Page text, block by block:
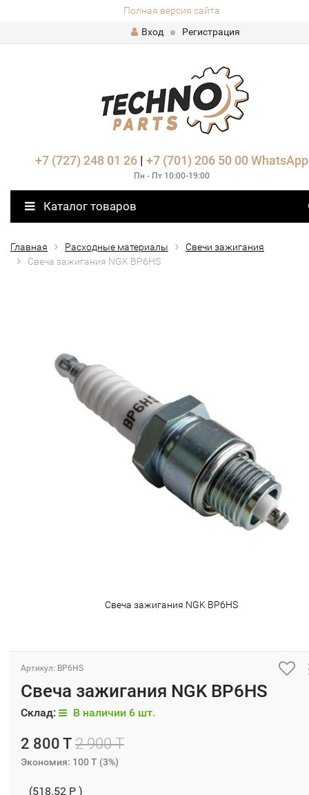
Полная версия сайта
Вход
Регистрация
+7 (727) 248 01 26| +7 (701) 206 50 00 WhatsApp
Пн - Пт 10:00-19:00
Каталог товаров
Главная Расходные материалы
Свечи зажигания
Свеча зажигания NGK BP6HS
Свеча зажигания NGK BP6HS
Артикул: BP6HS
Свеча зажигания NGK BP6HS
Склад: В наличии 6 шт.
2 800 T 2 900 T
Экономия: 100 T (3%)
(518.52 P )